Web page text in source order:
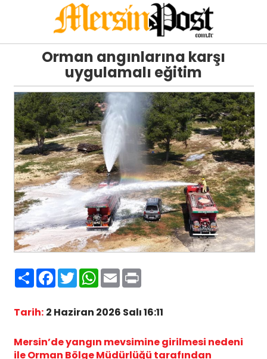
Orman angınlarına karşı
uygulamalı eğitim
PaylaşFacebook
TwitterWhatsApp
EmailPrint
Tarih: 2 Haziran 2026 Salı 16:11
Mersin’de yangın mevsimine girilmesi nedeni
ile Orman Bölge Müdürlüğü tarafından